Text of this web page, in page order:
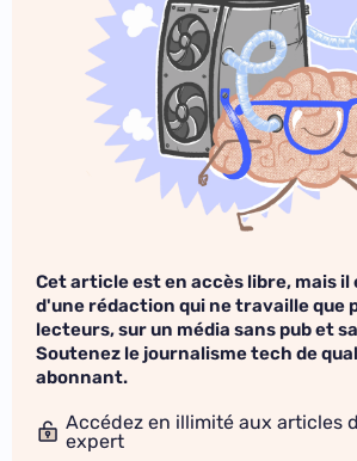
Cet article est en accès libre, mais il
d'une rédaction qui ne travaille que
lecteurs, sur un média sans pub et
Soutenez le journalisme tech de
abonnant.
Accédez en illimité aux articles
expert